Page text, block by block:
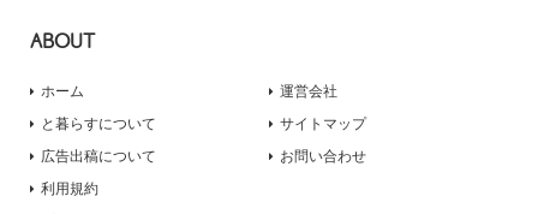
ABOUT
ホーム
と暮らすについて
広告出稿について
運営会社
サイトマップ
お問い合わせ
利用規約